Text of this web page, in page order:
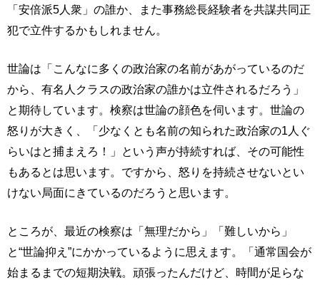
「安倍派5人衆」の誰か、また事務総長経験者を共謀共同正
犯で立件するかもしれません。
世論は「こんなに多くの政治家の名前があがっているのだ
から、有名人クラスの政治家の誰かは立件されるだろう」
と期待しています。検察は世論の顔色を伺います。世論の
怒りが大きく、「少なくとも名前の知られた政治家の1人ぐ
らいはと捕まえろ！」という声が持続すれば、その可能性
もあるとは思います。ですから、怒りを持続させないとい
けない局面にきているのだろうと思います。
ところが、最近の検察は「無理だから」「難しいから」
と“世論抑え”にかかっているように思えます。「通常国会が
始まるまでの短期決戦。頑張ったんだけど、時間が足らな